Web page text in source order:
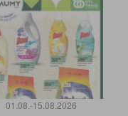
01.08.-15.08.2026